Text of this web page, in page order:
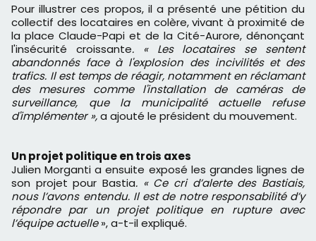
Pour illustrer ces propos, il a présenté une pétition du
collectif des locataires en colère, vivant à proximité de
la place Claude-Papi et de la Cité-Aurore, dénonçant
l'insécurité croissante. « Les locataires se sentent
abandonnés face à l'explosion des incivilités et des
trafics. Il est temps de réagir, notamment en réclamant
des mesures comme l'installation de caméras de
surveillance, que la municipalité actuelle refuse
d'implémenter »,a ajouté le président du mouvement.
Un projet politique en trois axes
Julien Morganti a ensuite exposé les grandes lignes de
son projet pour Bastia. « Ce cri d’alerte des Bastiais,
nous l’avons entendu. Il est de notre responsabilité d’y
répondre par un projet politique en rupture avec
l’équipe actuelle», a-t-il expliqué.